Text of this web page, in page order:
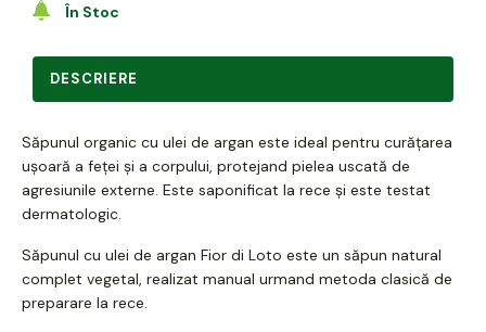
În Stoc
DESCRIERE
Săpunul organic cu ulei de argan este ideal pentru curățarea
ușoară a feței și a corpului, protejand pielea uscată de
agresiunile externe. Este saponificat la rece și este testat
dermatologic.
Săpunul cu ulei de argan Fior di Loto este un săpun natural
complet vegetal, realizat manual urmand metoda clasică de
preparare la rece.